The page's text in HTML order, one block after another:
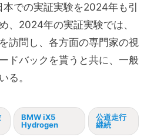
での実証実験を2024年も引
、2024年の実証実験では、
訪問し、各方面の専門家の視
ドバックを貰うと共に、一般
る。
BMW iX5
Hydrogen
公道走行
継続